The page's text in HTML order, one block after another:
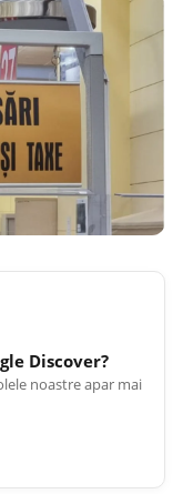
Discover?
noastre apar mai